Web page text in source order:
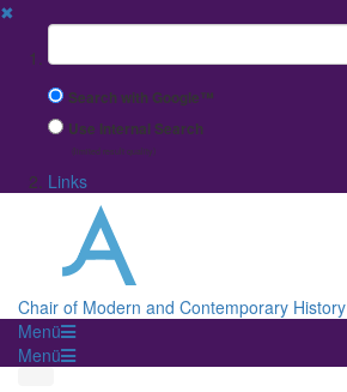
✖
Suchbegriff
Search with Google™
Use Internal Search
(limited result quality)
Links
Chair of Modern and Contemporary History
Menü
Menü